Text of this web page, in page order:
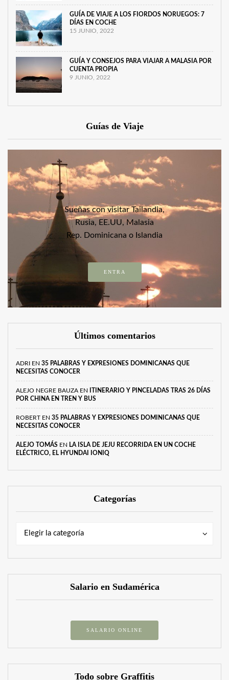
GUÍA DE VIAJE A LOS FIORDOS NORUEGOS: 7
DÍAS EN COCHE
15 JUNIO, 2022
GUÍA Y CONSEJOS PARA VIAJAR A MALASIA POR
CUENTA PROPIA
9 JUNIO, 2022
Guías de Viaje
Sueñas con visitar Tailandia,
Rusia, EE.UU, Malasia
Rep. Dominicana o Islandia
ENTRA
Últimos comentarios
ADRI EN 35 PALABRAS Y EXPRESIONES DOMINICANAS QUE
NECESITAS CONOCER
ALEJO NEGRE BAUZA EN
ITINERARIO Y PINCELADAS TRAS 26 DÍAS
POR CHINA EN TREN Y BUS
ROBERT EN 35 PALABRAS Y EXPRESIONES DOMINICANAS QUE
NECESITAS CONOCER
ALEJO TOMÁS EN LA ISLA DE JEJU RECORRIDA EN UN COCHE
ELÉCTRICO, EL HYUNDAI IONIQ
Categorías
Elegir la categoría
Categorías
Salario en Sudamérica
SALARIO ONLINE
Todo sobre Graffitis